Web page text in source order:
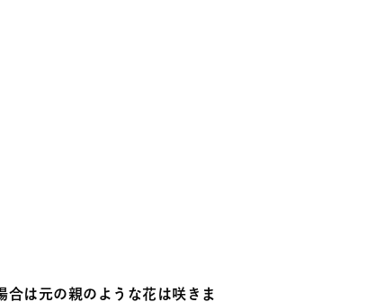
は元の親のような花は咲きま